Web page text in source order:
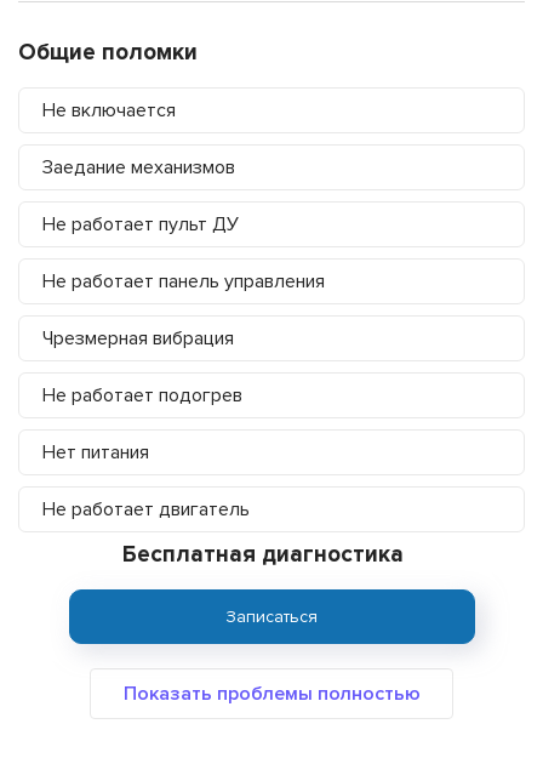
Общие поломки
Не включается
Заедание механизмов
Не работает пульт ДУ
Не работает панель управления
Чрезмерная вибрация
Не работает подогрев
Нет питания
Не работает двигатель
Бесплатная диагностика
Записаться